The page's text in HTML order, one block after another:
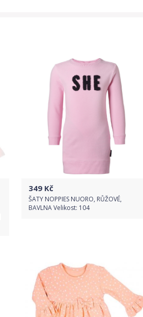
349 Kč
ŠATY NOPPIES NUORO, RŮŽOVÉ,
BAVLNA Velikost: 104
Detail produktu